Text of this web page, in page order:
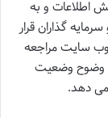
اطلاعات و به
گذاران قرار
وب سایت مراجعه
وضوح وضعیت
دهد.